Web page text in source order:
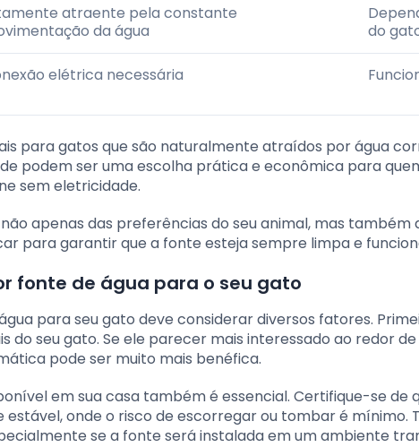
atraente pela constante
da água
do
elétrica necessária
para gatos que são naturalmente atraídos por água
podem ser uma escolha prática e econômica para
sem eletricidade.
apenas das preferências do seu animal, mas também
para garantir que a fonte esteja sempre limpa e
fonte de água para o seu gato
para seu gato deve considerar diversos fatores.
seu gato. Se ele parecer mais interessado ao redor
pode ser muito mais benéfica.
em sua casa também é essencial. Certifique-se de
estável, onde o risco de escorregar ou tombar é mínimo.
se a fonte será instalada em um ambiente